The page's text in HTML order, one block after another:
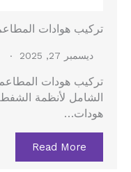
تركيب هوادات
ديسمبر 27, 2025
تركيب هودات المطاعم
الشامل لأنظمة الشفط
هودات…
Read More